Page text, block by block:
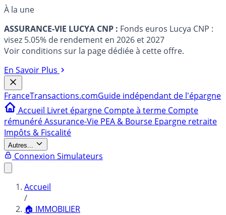
À la une
ASSURANCE-VIE LUCYA CNP : Fonds euros Lucya CNP :
visez 5.05% de rendement en 2026 et 2027
Voir conditions sur la page dédiée à cette offre.
En Savoir Plus
FranceTransactions.comGuide indépendant de l'épargne
Accueil Livret épargne Compte à terme Compte
rémunéréAssurance-Vie PEA & Bourse Epargne retraite
Impôts & Fiscalité
Autres...
Connexion Simulateurs
Accueil
/
🏠 IMMOBILIER